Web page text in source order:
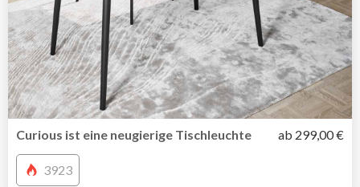
Curious ist eine neugierige Tischleuchte ab 299,00 €
3923